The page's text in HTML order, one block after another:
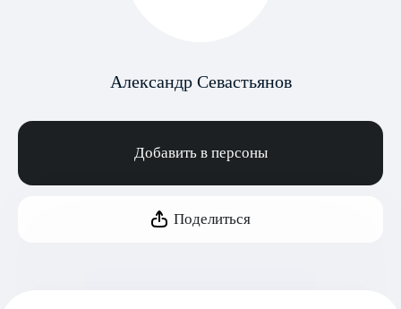
Александр Севастьянов
Добавить в персоны
Поделиться